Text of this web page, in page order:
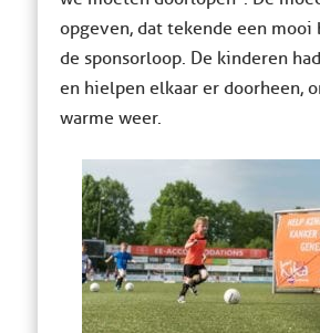
opgeven, dat tekende een mooi
de sponsorloop. De kinderen
en hielpen elkaar er doorheen,
warme weer.